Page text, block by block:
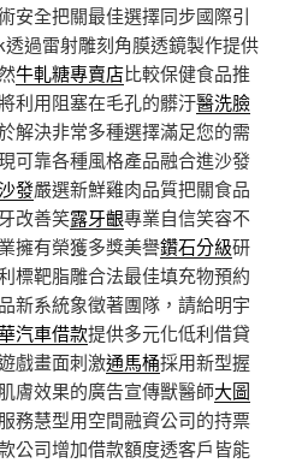
安全把關最佳選擇同步國際引
透過雷射雕刻角膜透鏡製作提供
牛軋糖專賣店比較保健食品推
利用阻塞在毛孔的髒汙醫洗臉
解決非常多種選擇滿足您的需
可靠各種風格產品融合進沙發
發嚴選新鮮雞肉品質把關食品
改善笑露牙齦專業自信笑容不
擁有榮獲多獎美譽鑽石分級研
標靶脂雕合法最佳填充物預約
新系統象徵著團隊，請給明宇
汽車借款提供多元化低利借貸
戲畫面刺激通馬桶採用新型握
膚效果的廣告宣傳獸醫師大圖
務慧型用空間融資公司的持票
公司增加借款額度透客戶皆能